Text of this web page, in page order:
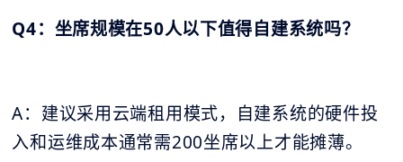
Q4：坐席规模在50人以下值得自建系统吗？
A：建议采用云端租用模式，自建系统的硬件投
入和运维成本通常需200坐席以上才能摊薄。